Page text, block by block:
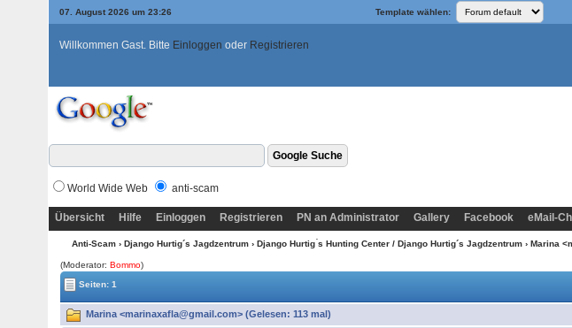
07. August 2026 um 23:26 Template wählen:
Willkommen Gast. Bitte Einloggen oder Registrieren
World Wide Web anti-scam
Übersicht Hilfe Einloggen Registrieren PN an Administrator Gallery Facebook eMail-
Anti-Scam › Django Hurtig´s Jagdzentrum › Django Hurtig ́s Hunting Center / Django Hurtig´s Jagdzentrum › Marina
(Moderator:Bommo)
Seiten: 1
Marina <marinaxafla@gmail.com> (Gelesen: 113 mal)